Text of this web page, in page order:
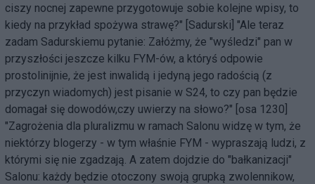
ciszy nocnej zapewne przygotowuje sobie kolejne wpisy, to
kiedy na przykład spożywa strawę?" [Sadurski] "Ale teraz
zadam Sadurskiemu pytanie: Załóżmy, że "wyśledzi" pan w
przyszłości jeszcze kilku FYM-ów, a któryś odpowie
prostolinijnie, że jest inwalidą i jedyną jego radością (z
przyczyn wiadomych) jest pisanie w S24, to czy pan będzie
domagał się dowodów,czy uwierzy na słowo?" [osa 1230]
"Zagrożenia dla pluralizmu w ramach Salonu widzę w tym, że
niektórzy blogerzy - w tym właśnie FYM - wypraszają ludzi, z
którymi się nie zgadzają. A zatem dojdzie do "bałkanizacji"
Salonu: każdy będzie otoczony swoją grupką zwolennikow,